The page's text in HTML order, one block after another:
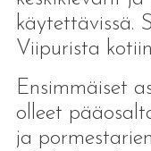
käytettävissä.
Viipurista
Ensimmäiset
olleet
ja